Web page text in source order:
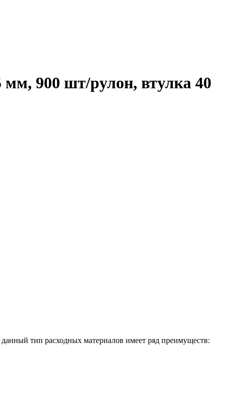
900 шт/рулон, втулка 40
тип расходных материалов имеет ряд преимуществ: